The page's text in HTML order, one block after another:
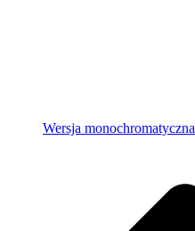
Wersja monochromatyczna